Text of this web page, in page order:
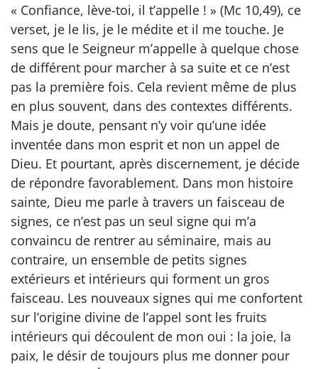
« Confiance, lève-toi, il t’appelle ! » (Mc 10,49), ce
verset, je le lis, je le médite et il me touche. Je
sens que le Seigneur m’appelle à quelque chose
de différent pour marcher à sa suite et ce n’est
pas la première fois. Cela revient même de plus
en plus souvent, dans des contextes différents.
Mais je doute, pensant n’y voir qu’une idée
inventée dans mon esprit et non un appel de
Dieu. Et pourtant, après discernement, je décide
de répondre favorablement. Dans mon histoire
sainte, Dieu me parle à travers un faisceau de
signes, ce n’est pas un seul signe qui m’a
convaincu de rentrer au séminaire, mais au
contraire, un ensemble de petits signes
extérieurs et intérieurs qui forment un gros
faisceau. Les nouveaux signes qui me confortent
sur l’origine divine de l’appel sont les fruits
intérieurs qui découlent de mon oui : la joie, la
paix, le désir de toujours plus me donner pour